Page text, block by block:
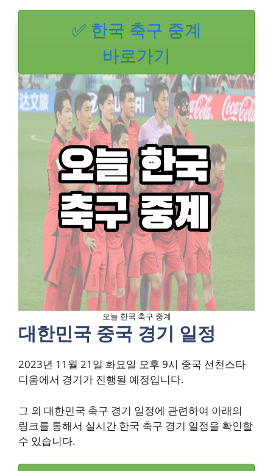
✅ 한국 축구 중계
바로가기
오늘 한국 축구 중계
대한민국 중국 경기 일정
2023년 11월 21일 화요일 오후 9시 중국 선천스타
디움에서 경기가 진행될 예정입니다.
그 외 대한민국 축구 경기 일정에 관련하여 아래의
링크를 통해서 실시간 한국 축구 경기 일정을 확인할
수 있습니다.